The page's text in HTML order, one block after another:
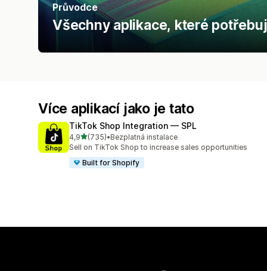
Průvodce
Všechny aplikace, které
Více aplikací jako je tato
TikTok Shop Integration — SPL
4,9z 5 hvězd
(735)
Celkový počet recenzí: 735
•Bezplatná instalace
Sell on TikTok Shop to increase sales opportunities
Built for Shopify